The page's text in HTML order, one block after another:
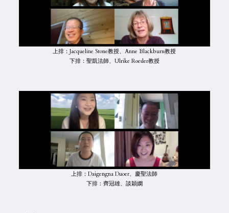
上排：Jacqueline Stone教授、Anne Blackburn教授
下排：聖凱法師、Ulrike Roesler教授
上排：Daigengna Duoer、慶聖法師
下排：齊冠雄、談穎嫻